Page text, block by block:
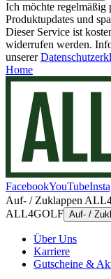
Ich möchte
Produktupdates und
Dieser Service ist
widerrufen werden.
unserer
Home
FacebookYouTube
Auf- / Zuklappen
ALL4GOLF Auf- /
Über Uns
Karriere
Gutscheine &